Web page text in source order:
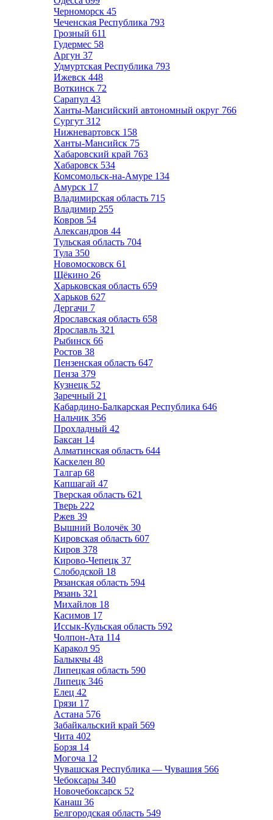
Черноморск 45
Чеченская Республика 793
Грозный 611
Гудермес 58
Аргун 37
Удмуртская Республика 793
Ижевск 448
Воткинск 72
Сарапул 43
Ханты-Мансийский автономный округ 766
Сургут 312
Нижневартовск 158
Ханты-Мансийск 75
Хабаровский край 763
Хабаровск 534
Комсомольск-на-Амуре 134
Амурск 17
Владимирская область 715
Владимир 255
Ковров 54
Александров 44
Тульская область 704
Тула 350
Новомосковск 61
Щёкино 26
Харьковская область 659
Харьков 627
Дергачи 7
Ярославская область 658
Ярославль 321
Рыбинск 66
Ростов 38
Пензенская область 647
Пенза 379
Кузнецк 52
Заречный 21
Кабардино-Балкарская Республика 646
Нальчик 356
Прохладный 42
Баксан 14
Алматинская область 644
Каскелен 80
Талгар 68
Капшагай 47
Тверская область 621
Тверь 222
Ржев 39
Вышний Волочёк 30
Кировская область 607
Киров 378
Кирово-Чепецк 37
Слободской 18
Рязанская область 594
Рязань 321
Михайлов 18
Касимов 17
Иссык-Кульская область 592
Чолпон-Ата 114
Каракол 95
Балыкчы 48
Липецкая область 590
Липецк 346
Елец 42
Грязи 17
Астана 576
Забайкальский край 569
Чита 402
Борзя 14
Могоча 12
Чувашская Республика — Чувашия 566
Чебоксары 340
Новочебоксарск 52
Канаш 36
Белгородская область 549